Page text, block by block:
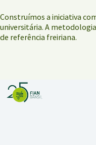
Construímos a iniciativa
universitária. A
de referência freiriana.